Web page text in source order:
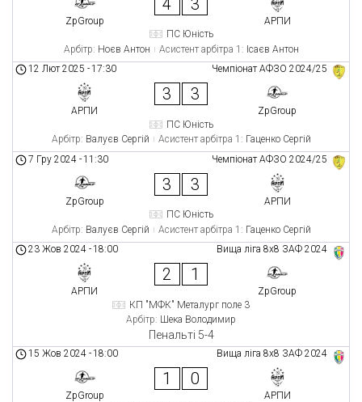
ZpGroup
АРПИ
ПС Юність
Арбітр: Ноєв Антон Асистент арбітра 1: Ісаєв Антон
Чемпіонат АФЗО 2024/25
12 Лют 2025 -17:30
АРПИ
3 3
ZpGroup
ПС Юність
Арбітр: Валуєв Сергій Асистент арбітра 1: Гаценко Сергій
Чемпіонат АФЗО 2024/25
7 Гру 2024 -11:30
ZpGroup
3 3
АРПИ
ПС Юність
Арбітр: Валуєв Сергій Асистент арбітра 1: Гаценко Сергій
Вища ліга 8х8 ЗАФ 2024
23 Жов 2024 -18:00
АРПИ
2 1
ZpGroup
КП "МФК" Металург поле 3
Арбітр: Шека Володимир
Пенальті 5-4
Вища ліга 8х8 ЗАФ 2024
15 Жов 2024 -18:00
ZpGroup
1 0
АРПИ